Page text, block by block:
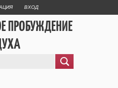
ВХОД
ПРОБУЖДЕНИЕ